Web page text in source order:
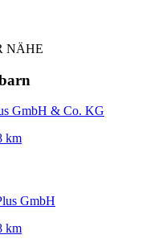
NÄHE
GmbH & Co. KG
km
GmbH
km